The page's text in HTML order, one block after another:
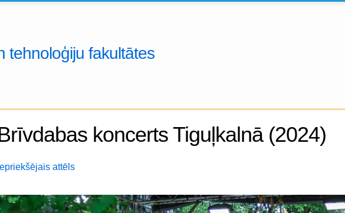
tehnoloģiju fakultātes
koncerts Tiguļkalnā (2024)
Iepriekšējais attēls